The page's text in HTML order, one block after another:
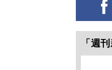
「週